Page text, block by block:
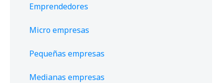
Emprendedores
Micro empresas
Pequeñas empresas
Medianas empresas